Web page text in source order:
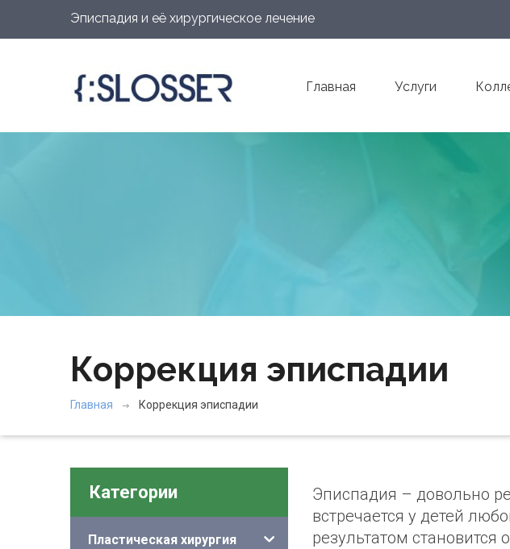
Эписпадия и её хирургическое лечение
Главная Услуги
Коррекция эписпадии
Главная Коррекция эписпадии
Категории
Пластическая хирургия
Эписпадия – довольно
встречается у детей
результатом